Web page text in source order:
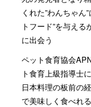
くれた”わんちゃん
トフード”を与え
に出会う
ペット食育協会
ト食育上級指導士
日本料理の板前の
で美味しく食べれる